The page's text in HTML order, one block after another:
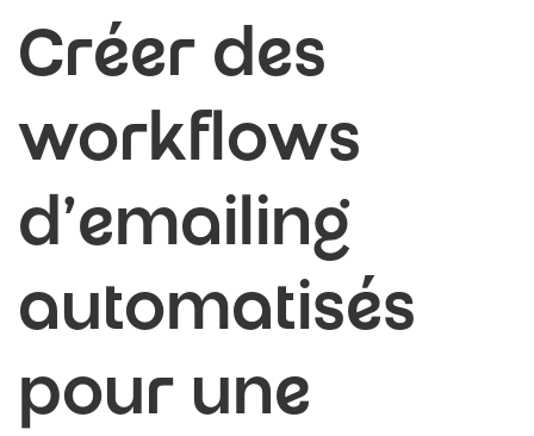
Créer des
workflows
d'emailing
automatisés
pour une